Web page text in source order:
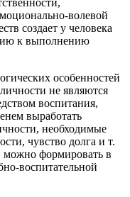
волевой
создает у человека
к выполнению
особенностей
не являются
воспитания,
выработать
необходимые
чувство долга и т.
можно формировать в
воспитательной